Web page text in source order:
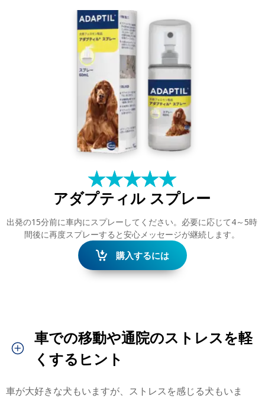
検
索
★★★★★
☆☆☆☆☆
アダプティル スプレー
出発の15分前に車内にスプレーしてください。必要に応じて4～5時
間後に再度スプレーすると安心メッセージが継続します。
購入するには
車での移動や通院のストレスを軽
くするヒント
車が大好きな犬もいますが、ストレスを感じる犬もいま